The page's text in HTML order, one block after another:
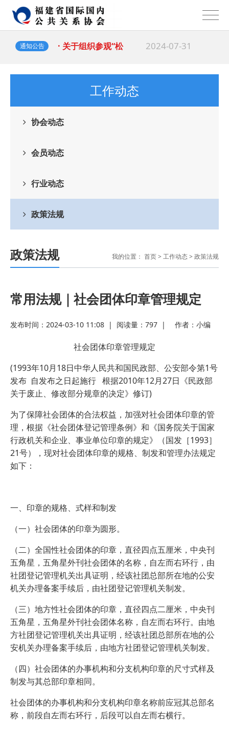
通知公告 · 关于组织参观“松 2024-07-31
· 关于收取2024 2024-05-23
工作动态
协会动态
会员动态
行业动态
政策法规
政策法规 我的位置： 首页> 工作动态> 政策法规
常用法规｜社会团体印章管理规定
发布时间：2024-03-10 11:08 | 阅读量： 797 | 作者： 小编
社会团体印章管理规定
(1993年10月18日中华人民共和国民政部、公安部令第1号
发布 自发布之日起施行 根据2010年12月27日《民政部
关于废止、修改部分规章的决定》修订)
为了保障社会团体的合法权益，加强对社会团体印章的管
理，根据《社会团体登记管理条例》和《国务院关于国家
行政机关和企业、事业单位印章的规定》（国发［1993］
21号），现对社会团体印章的规格、制发和管理办法规定
如下：
一、印章的规格、式样和制发
（一）社会团体的印章为圆形。
（二）全国性社会团体的印章，直径四点五厘米，中央刊
五角星，五角星外刊社会团体的名称，自左而右环行，由
社团登记管理机关出具证明，经该社团总部所在地的公安
机关办理备案手续后，由社团登记管理机关制发。
（三）地方性社会团体的印章，直径四点二厘米，中央刊
五角星，五角星外刊社会团体名称，自左而右环行。由地
方社团登记管理机关出具证明，经该社团总部所在地的公
安机关办理备案手续后，由地方社团登记管理机关制发。
（四）社会团体的办事机构和分支机构印章的尺寸式样及
制发与其总部印章相同。
社会团体的办事机构和分支机构印章名称前应冠其总部名
称，前段自左而右环行，后段可以自左而右横行。